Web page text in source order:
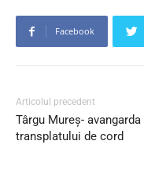
Facebook
Articolul precedent
Târgu Mureş- avangarda
transplatului de cord